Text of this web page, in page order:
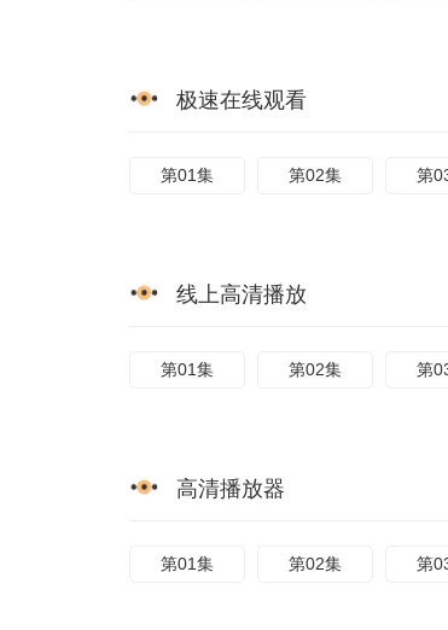
极速在线观看
第01集 第02集 第
线上高清播放
第01集 第02集 第
高清播放器
第01集 第02集 第